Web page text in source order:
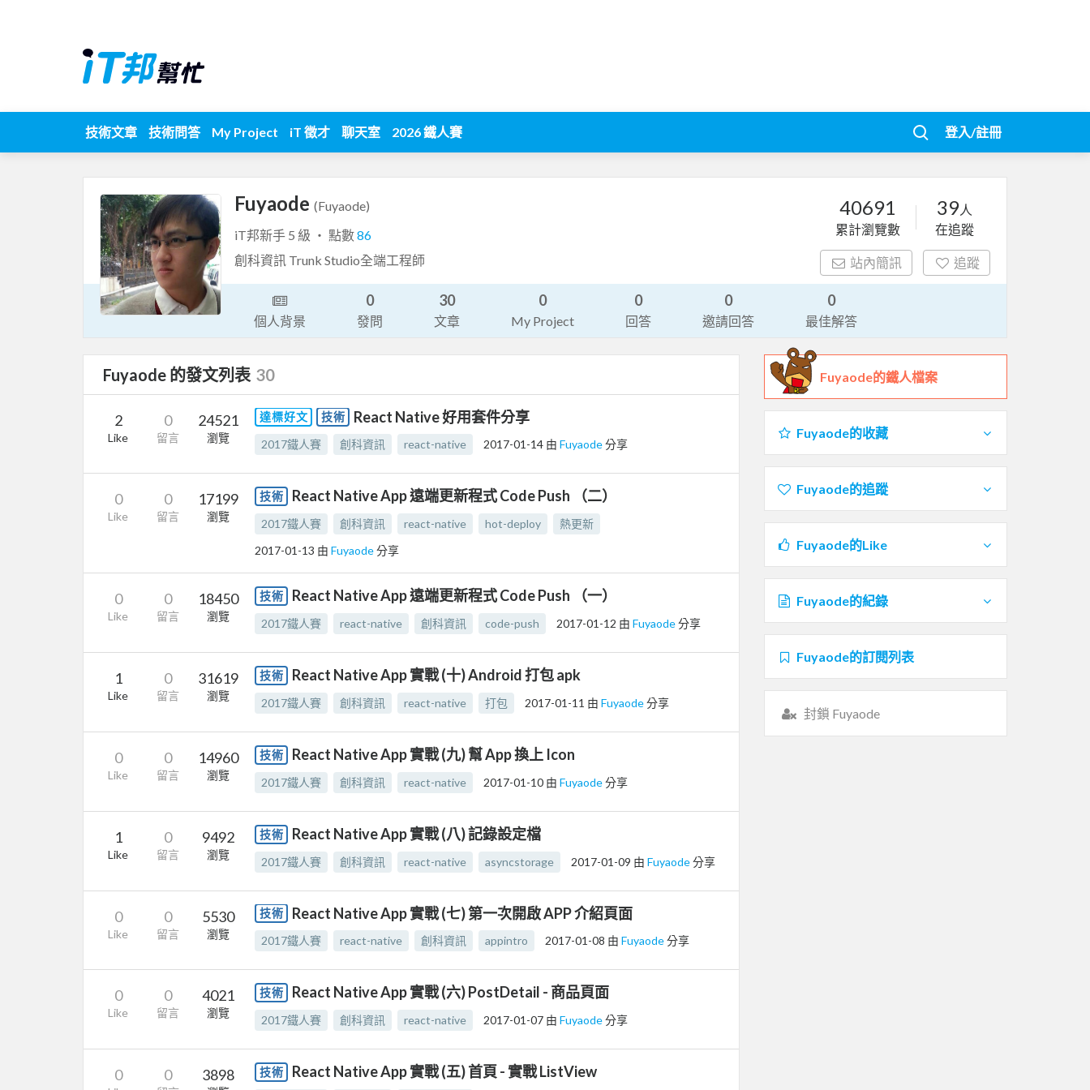
技術文章 技術問答 My Project iT 徵才 聊天室 2026 鐵人賽 登入/註冊
Fuyaode (Fuyaode)
iT邦新手 5 級 ‧ 點數86
創科資訊 Trunk Studio全端工程師
40691
累計瀏覽數
39人
在追蹤
站內簡訊 追蹤
個人背景
0
發問
30
文章
0
My Project
0
回答
0
邀請回答
0
最佳解答
Fuyaode 的發文列表 30
2
Like
0
留言
24521
瀏覽
達標好文 技術 React Native 好用套件分享
2017鐵人賽 創科資訊 react-native 2017-01-14 由 Fuyaode分享
0
Like
0
留言
17199
瀏覽
技術 React Native App 遠端更新程式 Code Push （二）
2017鐵人賽 創科資訊 react-native hot-deploy
熱更新
2017-01-13 由 Fuyaode分享
0
Like
0
留言
18450
瀏覽
技術 React Native App 遠端更新程式 Code Push （一）
2017鐵人賽 react-native 創科資訊 code-push 2017-01-12 由 Fuyaode分享
1
Like
0
留言
31619
瀏覽
技術 React Native App 實戰 (十) Android 打包 apk
2017鐵人賽 創科資訊 react-native 打包 2017-01-11 由 Fuyaode分享
0
Like
0
留言
14960
瀏覽
技術 React Native App 實戰 (九) 幫 App 換上 Icon
2017鐵人賽 創科資訊 react-native 2017-01-10 由 Fuyaode分享
1
Like
0
留言
9492
瀏覽
技術 React Native App 實戰 (八) 記錄設定檔
2017鐵人賽 創科資訊 react-native asyncstorage 2017-01-09 由 Fuyaode分享
0
Like
0
留言
5530
瀏覽
技術 React Native App 實戰 (七) 第一次開啟 APP 介紹頁面
2017鐵人賽 react-native 創科資訊 appintro 2017-01-08 由 Fuyaode分享
0
Like
0
留言
4021
瀏覽
技術 React Native App 實戰 (六) PostDetail - 商品頁面
2017鐵人賽 創科資訊 react-native 2017-01-07 由 Fuyaode分享
0 0 3898 技術 React Native App 實戰 (五) 首頁 - 實戰 ListView
Fuyaode的鐵人檔案
Fuyaode的收藏
Fuyaode的追蹤
Fuyaode的Like
Fuyaode的紀錄
Fuyaode的訂閱列表
封鎖 Fuyaode